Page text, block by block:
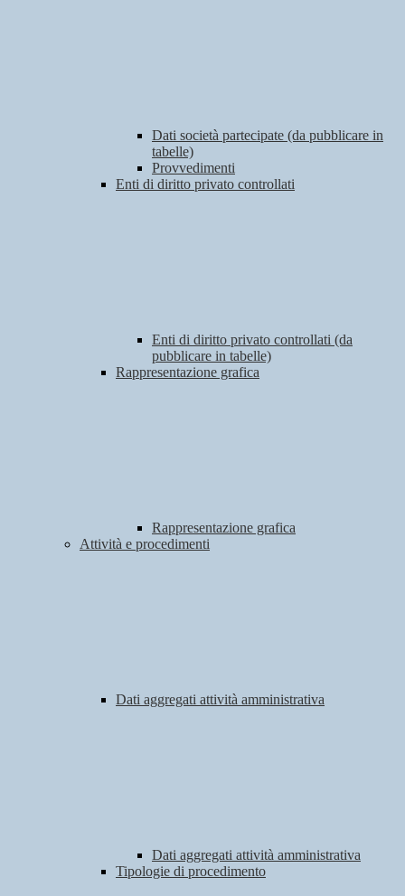
Dati società partecipate (da pubblicare in
tabelle)
Provvedimenti
Enti di diritto privato controllati
Enti di diritto privato controllati (da
pubblicare in tabelle)
Rappresentazione grafica
Rappresentazione grafica
Attività e procedimenti
Dati aggregati attività amministrativa
Dati aggregati attività amministrativa
Tipologie di procedimento